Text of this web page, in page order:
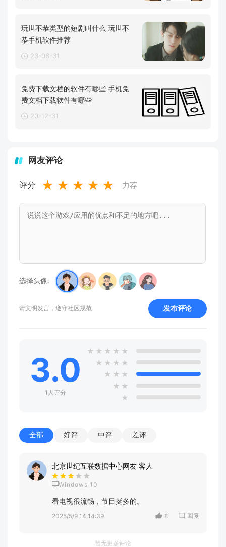
玩世不恭类型的短剧叫什么 玩世不
恭手机软件推荐
23-08-31
免费下载文档的软件有哪些 手机免
费文档下载软件有哪些
20-12-31
网友评论
评分 ★ ★ ★ ★ ★ 力荐
选择头像:
请文明发言，遵守社区规范 发布评论
3.0
1人评分
★ ★ ★ ★ ★
★ ★ ★ ★
★ ★ ★
★ ★
★
全部 好评 中评 差评
北京世纪互联数据中心网友 客人
Windows 10
看电视很流畅，节目挺多的。
2025/5/9 14:14:39 8 回复
暂无更多评论